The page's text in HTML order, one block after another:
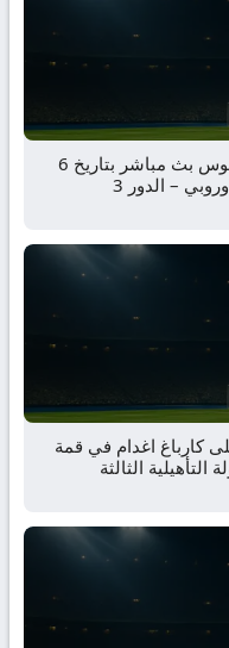
مباراة ريد بول سالزبورغ و أيه.أي. بافوس بث مباشر بتاريخ 6
كارباغ اغدام في قمة
الثالثة